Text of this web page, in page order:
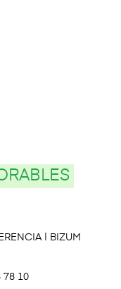
| BIZUM
78 10